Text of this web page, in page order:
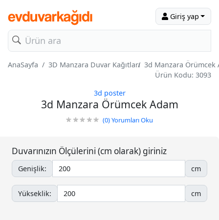
Giriş yap
AnaSayfa 3D Manzara Duvar Kağıtları 3d Manzara Örümcek
Ürün Kodu: 3093
3d poster
3d Manzara Örümcek Adam
(0)Yorumları Oku
Duvarınızın Ölçülerini (cm olarak) giriniz
Genişlik: cm
Yükseklik: cm